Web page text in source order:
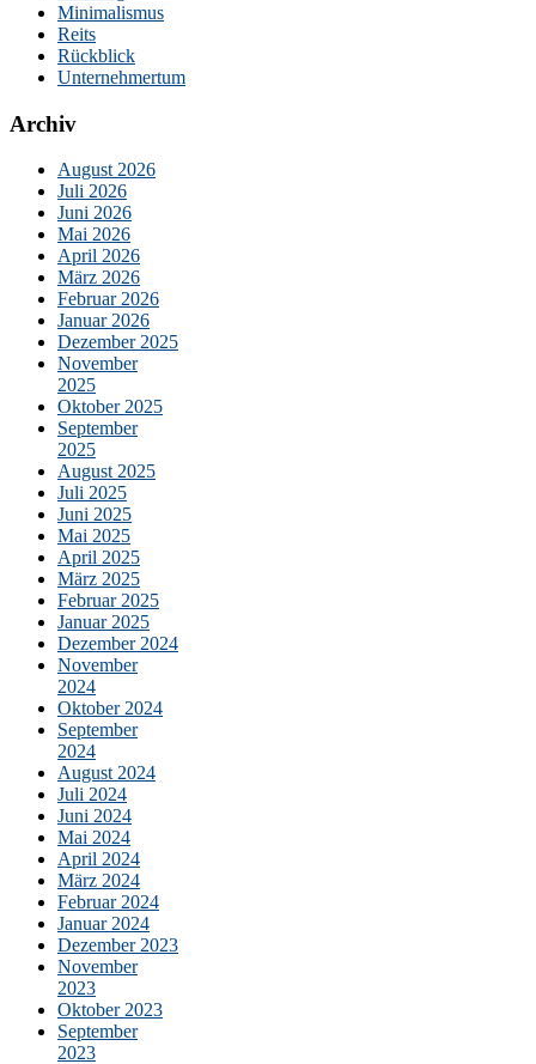
Minimalismus
Reits
Rückblick
Unternehmertum
Archiv
August 2026
Juli 2026
Juni 2026
Mai 2026
April 2026
März 2026
Februar 2026
Januar 2026
Dezember 2025
November
2025
Oktober 2025
September
2025
August 2025
Juli 2025
Juni 2025
Mai 2025
April 2025
März 2025
Februar 2025
Januar 2025
Dezember 2024
November
2024
Oktober 2024
September
2024
August 2024
Juli 2024
Juni 2024
Mai 2024
April 2024
März 2024
Februar 2024
Januar 2024
Dezember 2023
November
2023
Oktober 2023
September
2023